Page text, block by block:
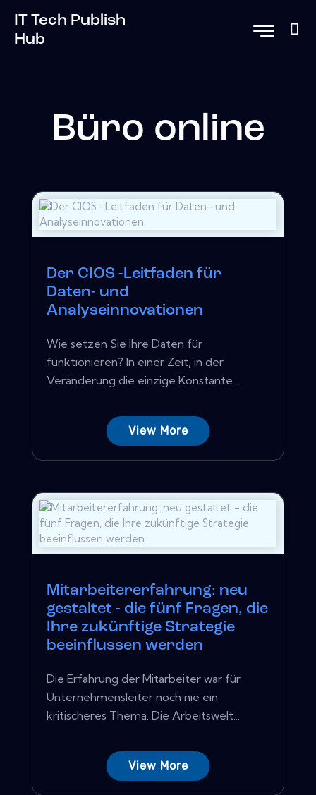
IT Tech Publish
Hub
Büro online
Der CIOS -Leitfaden für
Daten- und
Analyseinnovationen
Wie setzen Sie Ihre Daten für
funktionieren? In einer Zeit, in der
Veränderung die einzige Konstante...
View More
Mitarbeitererfahrung: neu
gestaltet - die fünf Fragen, die
Ihre zukünftige Strategie
beeinflussen werden
Die Erfahrung der Mitarbeiter war für
Unternehmensleiter noch nie ein
kritischeres Thema. Die Arbeitswelt...
View More